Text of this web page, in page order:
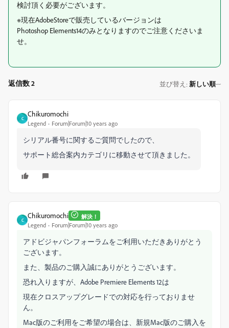
検討頂く必要がございます。
※現在AdobeStoreで販売しているバージョンは
Photoshop Elements14のみとなりますのでご注意くださいま
せ。
返信数 2 並び替え : 新しい順
C
Chikuromochi
Legend Forum|Forum|10 years ago
シリアル番号に関するご質問でしたので、
サポート総合案内カテゴリに移動させて頂きました。
C
Chikuromochi 解決！
Legend Forum|Forum|10 years ago
アドビジャパンフォーラムをご利用いただきありがとう
ございます。
また、製品のご購入誠にありがとうございます。
恐れ入りますが、Adobe Premiere Elements 12は
現在クロスアップグレードでの対応を行っておりませ
ん。
Mac版のご利用をご希望の場合は、新規Mac版のご購入を